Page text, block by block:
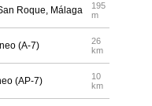
Roque, Málaga
195
m
(A-7)
26
km
(AP-7)
10
km